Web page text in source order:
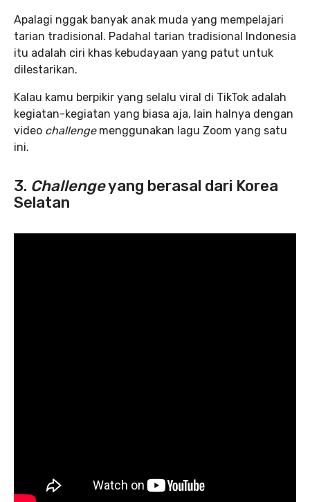
Apalagi nggak banyak anak muda yang mempelajari
tarian tradisional. Padahal tarian tradisional Indonesia
itu adalah ciri khas kebudayaan yang patut untuk
dilestarikan.
Kalau kamu berpikir yang selalu viral di TikTok adalah
kegiatan-kegiatan yang biasa aja, lain halnya dengan
video challengemenggunakan lagu Zoom yang satu
ini.
3. Challengeyang berasal dari Korea
Selatan